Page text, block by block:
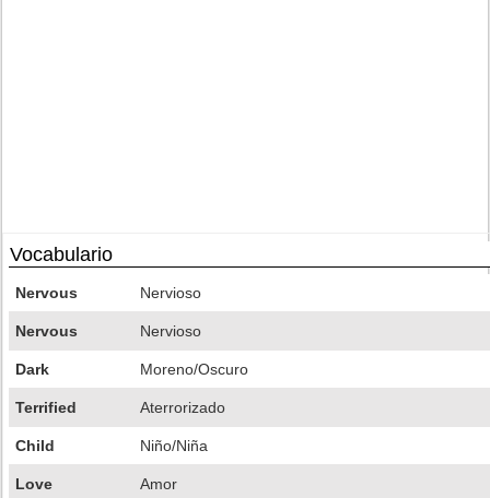
Vocabulario
Nervous Nervioso
Nervous Nervioso
Dark Moreno/Oscuro
Terrified Aterrorizado
Child Niño/Niña
Love Amor